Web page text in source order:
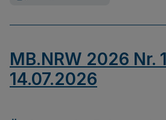
MB.NRW 2026 Nr.
14.07.2026